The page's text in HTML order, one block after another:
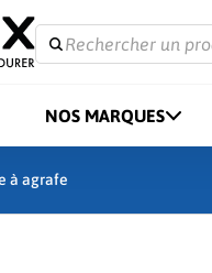
Rechercher un
NOS MARQUES
à agrafe